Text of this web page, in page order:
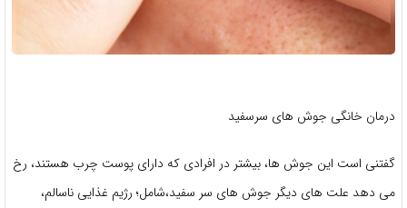
درمان خانگی جوش های سرسفید
گفتنی است این جوش ها، بیشتر در افرادی که دارای پوست چرب هستند، رخ
می دهد علت های دیگر جوش های سر سفید،شامل؛ رژیم غذایی ناسالم،